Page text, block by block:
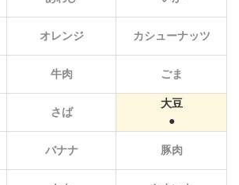
オレンジ カシューナッツ
牛肉 ごま
さば
大豆
バナナ 豚肉